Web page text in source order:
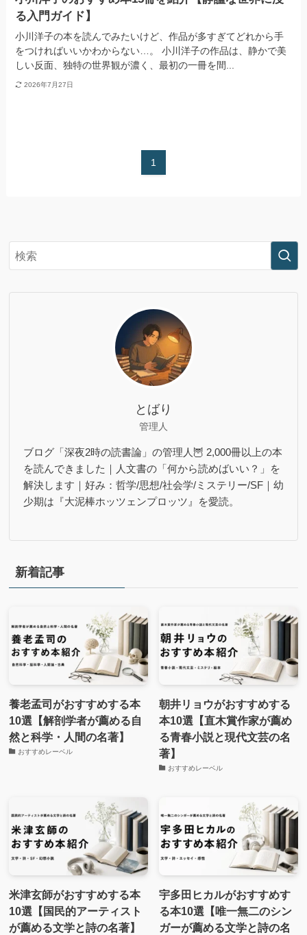
る入門ガイド】
小川洋子の本を読んでみたいけど、作品が多すぎてどれから手
をつければいいかわからない…。 小川洋子の作品は、静かで美
しい反面、独特の世界観が濃く、最初の一冊を間...
2026年7月27日
1
とばり
管理人
ブログ「深夜2時の読書論」の管理人🦉 2,000冊以上の本
を読んできました｜人文書の「何から読めばいい？」を
解決します｜好み：哲学/思想/社会学/ミステリー/SF｜幼
少期は『大泥棒ホッツェンプロッツ』を愛読。
新着記事
養老孟司がおすすめする本
10選【解剖学者が薦める自
然と科学・人間の名著】
おすすめレーベル
朝井リョウがおすすめする
本10選【直木賞作家が薦め
る青春小説と現代文芸の名
著】
おすすめレーベル
米津玄師がおすすめする本
10選【国民的アーティスト
が薦める文学と詩の名著】
宇多田ヒカルがおすすめす
る本10選【唯一無二のシン
ガーが薦める文学と詩の名